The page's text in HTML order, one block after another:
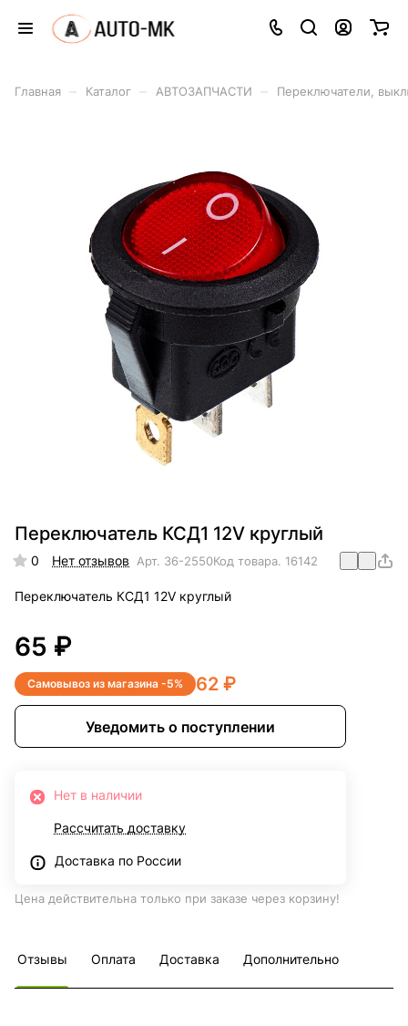
Главная Каталог АВТОЗАПЧАСТИ Переключатели,
Переключатель КСД1 12V круглый
0 Нет отзывов Арт. 36-2550Код товара. 16142
Переключатель КСД1 12V круглый
65 ₽
Самовывоз из магазина -5% 62 ₽
Уведомить о поступлении
Нет в наличии
Рассчитать доставку
Доставка по России
Цена действительна только при заказе через корзину!
Отзывы Оплата Доставка Дополнительно